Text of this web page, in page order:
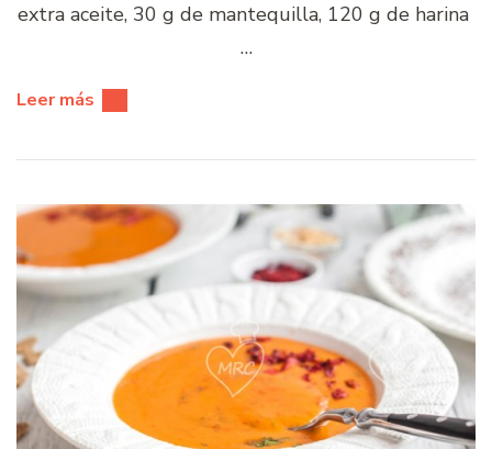
extra aceite, 30 g de mantequilla, 120 g de harina
…
Leer más